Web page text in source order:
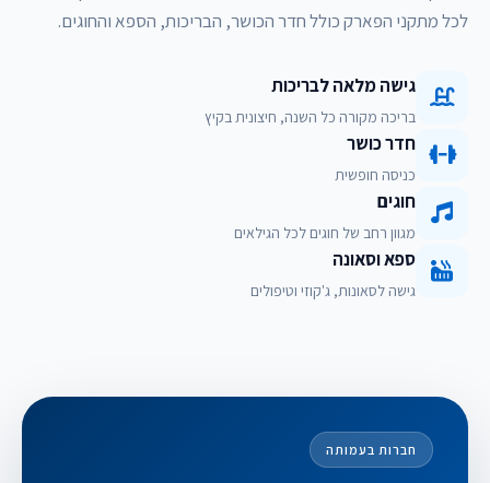
לכל מתקני הפארק כולל חדר הכושר, הבריכות, הספא והחוגים.
גישה מלאה לבריכות
בריכה מקורה כל השנה, חיצונית בקיץ
חדר כושר
כניסה חופשית
חוגים
מגוון רחב של חוגים לכל הגילאים
ספא וסאונה
גישה לסאונות, ג'קוזי וטיפולים
חברות בעמותה